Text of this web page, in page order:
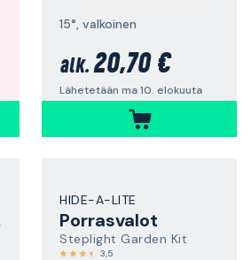
15°, valkoinen
alk. 20,70 €
Lähetetään ma 10. elokuuta
HIDE-A-LITE
Porrasvalot
Steplight Garden Kit
3,5